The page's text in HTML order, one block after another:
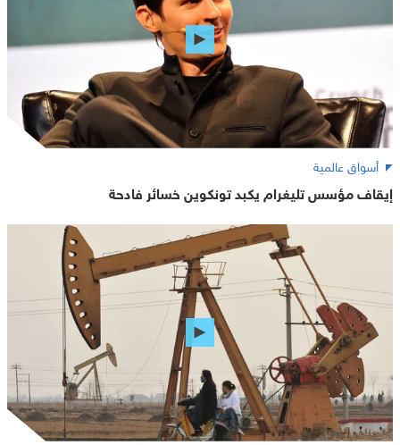
أسواق عالمية
إيقاف مؤسس تليغرام يكبد تونكوين خسائر فادحة